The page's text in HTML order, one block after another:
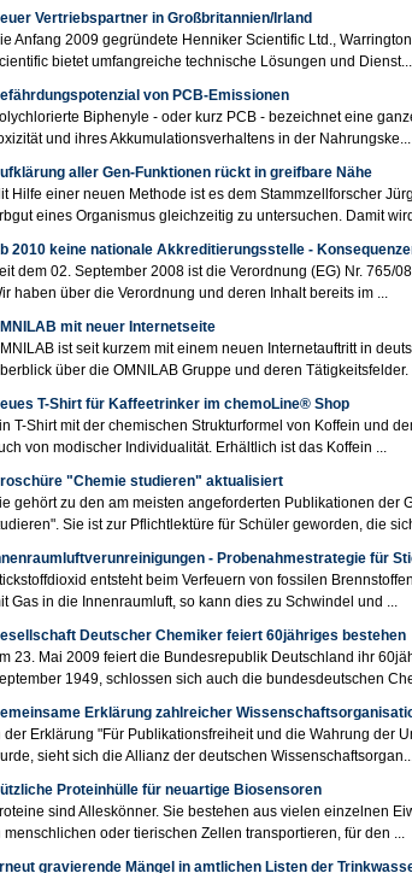
Vertriebspartner in Großbritannien/Irland
Anfang 2009 gegründete Henniker Scientific Ltd.,
bietet umfangreiche technische Lösungen und Dienst...
von PCB-Emissionen
Biphenyle - oder kurz PCB - bezeichnet eine
und ihres Akkumulationsverhaltens in der Nahrungske...
aller Gen-Funktionen rückt in greifbare Nähe
Hilfe einer neuen Methode ist es dem Stammzellforscher
eines Organismus gleichzeitig zu untersuchen. Damit
2010 keine nationale Akkreditierungsstelle -
dem 02. September 2008 ist die Verordnung (EG) Nr. 765/
haben über die Verordnung und deren Inhalt bereits im ...
mit neuer Internetseite
ist seit kurzem mit einem neuen Internetauftritt in
über die OMNILAB Gruppe und deren Tätigkeitsfelder.
T-Shirt für Kaffeetrinker im chemoLine® Shop
T-Shirt mit der chemischen Strukturformel von Koffein und
von modischer Individualität. Erhältlich ist das Koffein ...
"Chemie studieren" aktualisiert
gehört zu den am meisten angeforderten Publikationen der
Sie ist zur Pflichtlektüre für Schüler geworden, die
- Probenahmestrategie für
entsteht beim Verfeuern von fossilen
Gas in die Innenraumluft, so kann dies zu Schwindel und ...
Deutscher Chemiker feiert 60jähriges bestehen
23. Mai 2009 feiert die Bundesrepublik Deutschland ihr
1949, schlossen sich auch die bundesdeutschen
Erklärung zahlreicher
der Erklärung "Für Publikationsfreiheit und die Wahrung der
sieht sich die Allianz der deutschen
Proteinhülle für neuartige Biosensoren
sind Alleskönner. Sie bestehen aus vielen einzelnen
menschlichen oder tierischen Zellen transportieren, für den ...
gravierende Mängel in amtlichen Listen der